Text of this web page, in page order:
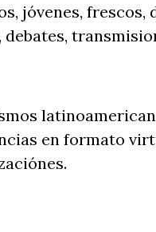
jóvenes, frescos,
en formato